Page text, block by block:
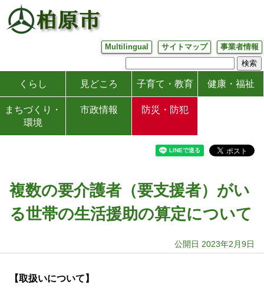
Multilingual サイトマップ 事業者情報
くらし 見どころ 子育て・教育 健康・福祉
まちづくり・
環境
市政情報 防災・防犯
複数の要介護者（要支援者）がい
る世帯の生活援助の算定について
公開日 2023年2月9日
【取扱いについて】